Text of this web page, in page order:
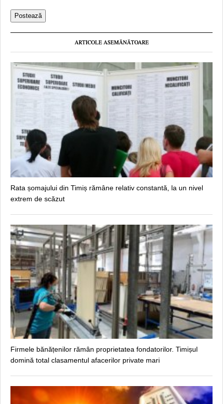
ARTICOLE ASEMĂNĂTOARE
Rata șomajului din Timiș rămâne relativ constantă, la un nivel
extrem de scăzut
Firmele bănățenilor rămân proprietatea fondatorilor. Timișul
domină total clasamentul afacerilor private mari